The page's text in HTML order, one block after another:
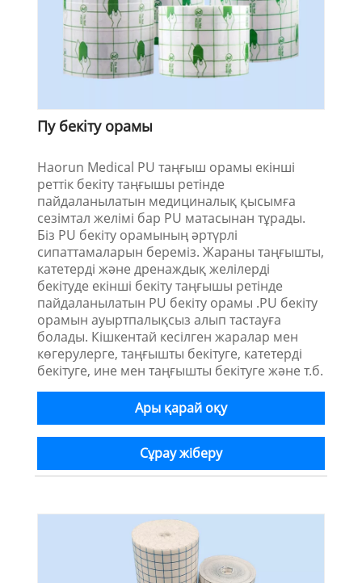
Пу бекіту орамы
Haorun Medical PU таңғыш орамы екінші
реттік бекіту таңғышы ретінде
пайдаланылатын медициналық қысымға
сезімтал желімі бар PU матасынан тұрады.
Біз PU бекіту орамының әртүрлі
сипаттамаларын береміз. Жараны таңғышты,
катетерді және дренаждық желілерді
бекітуде екінші бекіту таңғышы ретінде
пайдаланылатын PU бекіту орамы .PU бекіту
орамын ауыртпалықсыз алып тастауға
болады. Кішкентай кесілген жаралар мен
көгерулерге, таңғышты бекітуге, катетерді
бекітуге, ине мен таңғышты бекітуге және т.б.
Ары қарай оқу
Сұрау жіберу